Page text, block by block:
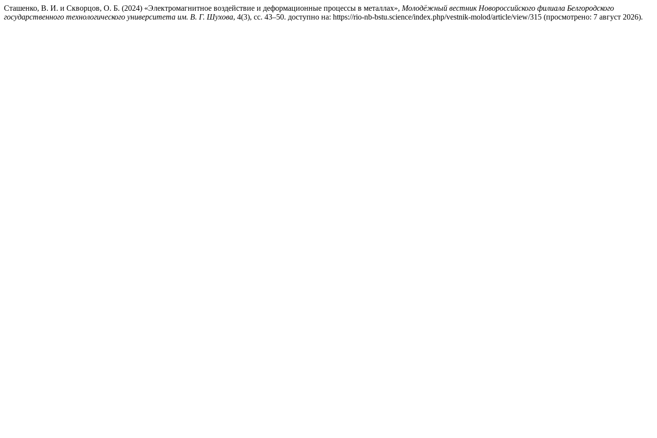
Сташенко, В. И. и Скворцов, О. Б. (2024) «Электромагнитное воздействие и деформационные процессы в металлах», Молодёжный вестник Новороссийского филиала Белгородского
государственного технологического университета им. В. Г. Шухова, 4(3), сс. 43–50. доступно на: https://rio-nb-bstu.science/index.php/vestnik-molod/article/view/315 (просмотрено: 7 август 2026).